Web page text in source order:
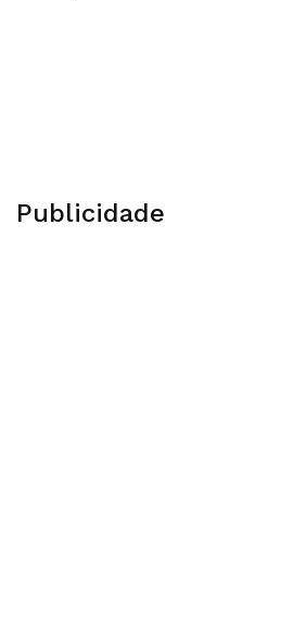
Publicidade